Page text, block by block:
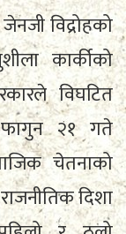
विद्रोहको
कार्कीको
विघटित
फागुन २१ गते
चेतनाको
दिशा